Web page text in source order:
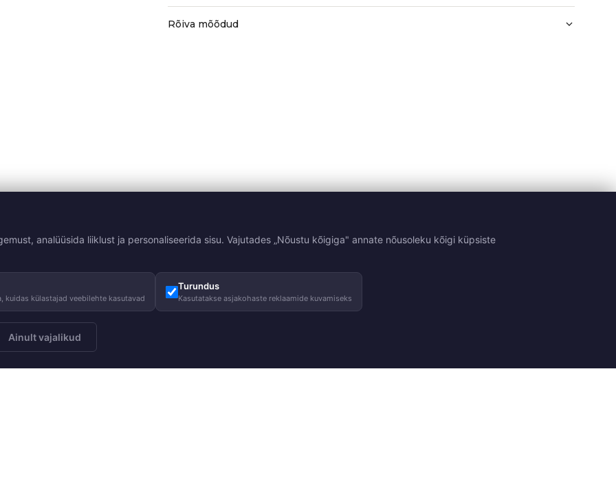
Rõiva mõõdud
analüüsida liiklust ja personaliseerida sisu. Vajutades „Nõustu kõigiga" annate nõusoleku kõigi küpsiste
kuidas külastajad veebilehte kasutavad
Turundus
Kasutatakse asjakohaste reklaamide kuvamiseks
Ainult vajalikud